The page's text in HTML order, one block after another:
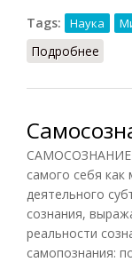
Tags:
Наука
Подробнее
САМОСОЗНАНИЕ
самого себя
деятельного
сознания,
реальности
самопознания: